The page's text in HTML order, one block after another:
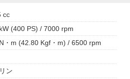
cc
(400 PS) / 7000 rpm
・m (42.80 Kgf・m) / 6500 rpm
ン